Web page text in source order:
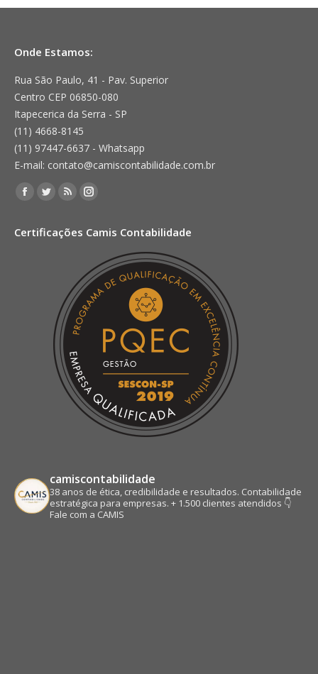
Onde Estamos:
Rua São Paulo, 41 - Pav. Superior
Centro CEP 06850-080
Itapecerica da Serra - SP
(11) 4668-8145
(11) 97447-6637 - Whatsapp
E-mail: contato@camiscontabilidade.com.br
Encontre-nos em:
Facebook
opens
Twitter
opens
window
Rss
opens
new
window
Instagram
opens
new
window
Certificações Camis Contabilidade
camiscontabilidade
38 anos de ética, credibilidade e resultados. Contabilidade
estratégica para empresas. + 1.500 clientes atendidos 👇
Fale com a CAMIS